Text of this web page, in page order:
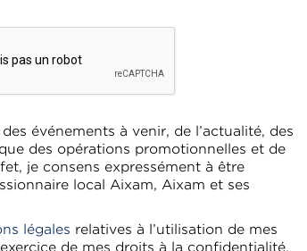
événements à venir, de l’actualité, des
des opérations promotionnelles et de
je consens expressément à être
local Aixam, Aixam et ses
légales relatives à l’utilisation de mes
de mes droits à la confidentialité.